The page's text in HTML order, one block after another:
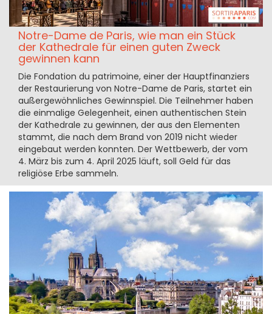
Notre-Dame de Paris, wie man ein Stück
der Kathedrale für einen guten Zweck
gewinnen kann
Die Fondation du patrimoine, einer der Hauptfinanziers
der Restaurierung von Notre-Dame de Paris, startet ein
außergewöhnliches Gewinnspiel. Die Teilnehmer haben
die einmalige Gelegenheit, einen authentischen Stein
der Kathedrale zu gewinnen, der aus den Elementen
stammt, die nach dem Brand von 2019 nicht wieder
eingebaut werden konnten. Der Wettbewerb, der vom
4. März bis zum 4. April 2025 läuft, soll Geld für das
religiöse Erbe sammeln.